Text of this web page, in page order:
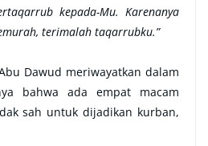
kepada-Mu. Karenanya
terimalah taqarrubku.”
Dawud meriwayatkan dalam
bahwa ada empat macam
sah untuk dijadikan kurban,